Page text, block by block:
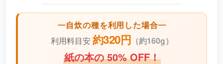
自炊の種を利用した場合
利用料目安 約320円 （約160g）
紙の本の 50% OFF！